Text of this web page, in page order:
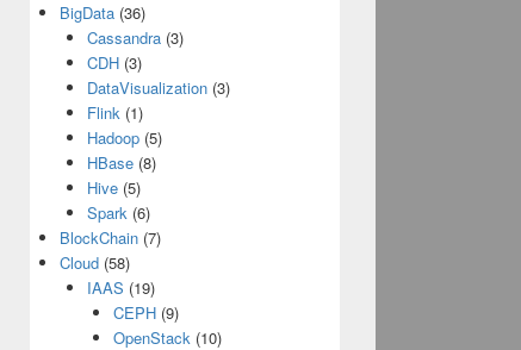
BigData (36)
Cassandra(3)
CDH(3)
DataVisualization(3)
Flink(1)
Hadoop(5)
HBase(8)
Hive(5)
Spark(6)
BlockChain (7)
Cloud (58)
IAAS (19)
CEPH (9)
OpenStack (10)